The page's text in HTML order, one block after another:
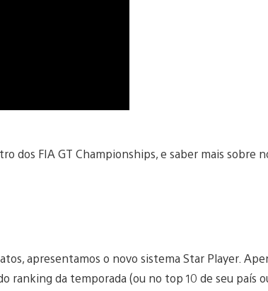
dos FIA GT Championships, e saber mais sobre
apresentamos o novo sistema Star Player.
ranking da temporada (ou no top 10 de seu país